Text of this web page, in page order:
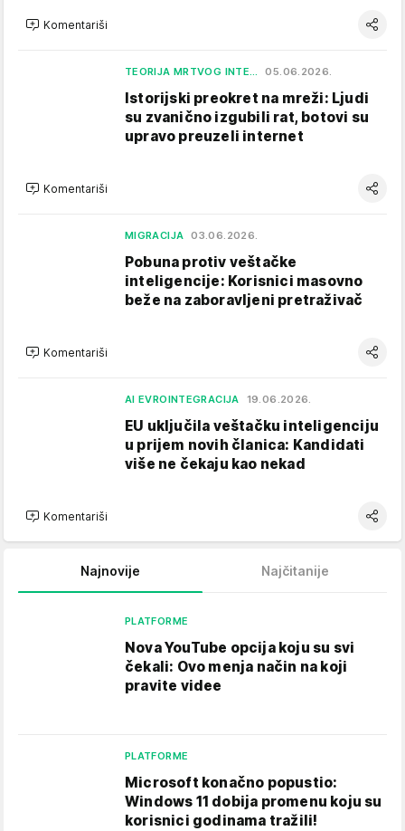
Komentariši
TEORIJA MRTVOG INTE… 05.06.2026.
Istorijski preokret na mreži: Ljudi
su zvanično izgubili rat, botovi su
upravo preuzeli internet
Komentariši
MIGRACIJA 03.06.2026.
Pobuna protiv veštačke
inteligencije: Korisnici masovno
beže na zaboravljeni pretraživač
Komentariši
AI EVROINTEGRACIJA 19.06.2026.
EU uključila veštačku inteligenciju
u prijem novih članica: Kandidati
više ne čekaju kao nekad
Komentariši
Najnovije Najčitanije
PLATFORME
Nova YouTube opcija koju su svi
čekali: Ovo menja način na koji
pravite videe
PLATFORME
Microsoft konačno popustio:
Windows 11 dobija promenu koju su
korisnici godinama tražili!